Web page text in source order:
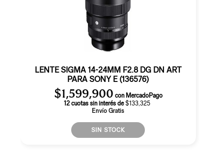
LENTE SIGMA 14-24MM F2.8 DG DN ART
PARA SONY E (136576)
$1,599,900 con MercadoPago
12 cuotas sin interés de$133,325
Envío Gratis
SIN STOCK